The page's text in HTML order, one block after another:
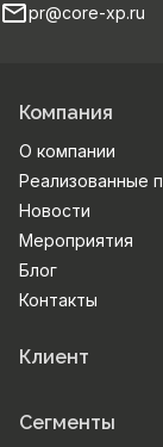
pr@core-xp.ru
Компания
О компании
Реализованные
Новости
Мероприятия
Блог
Контакты
Клиент
Сегменты